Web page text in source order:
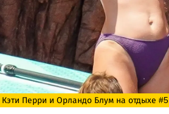
Кэти Перри и Орландо Блум на отдыхе #5